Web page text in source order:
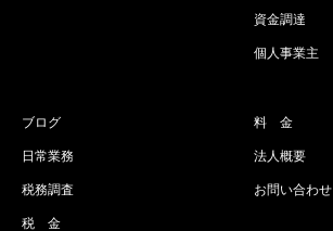
資金調達
個人事業主
ブログ
日常業務
税務調査
税 金
料 金
法人概要
お問い合わせ